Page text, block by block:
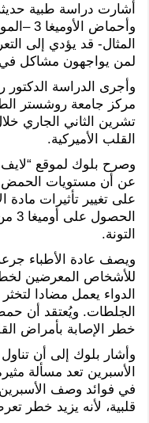
أشارت دراسة طبية
المثال- قد يؤدي إلى
لمن يواجهون مشاكل في
وأجرى الدراسة
مركز جامعة روشستر
تشرين الثاني الجاري
القلب الأميركية.
وصرح بلوك لموقع
على تغيير تأثيرات
التونة.
ويصف عادة الأطباء
للأشخاص المعرضين لخطر
الدواء يعمل مضادا
خطر الإصابة بأمراض
وأشار بلوك إلى أن
الأسبرين تعد مسألة
في فوائد وصف الأسبرين
قلبية، لأنه يزيد خطر